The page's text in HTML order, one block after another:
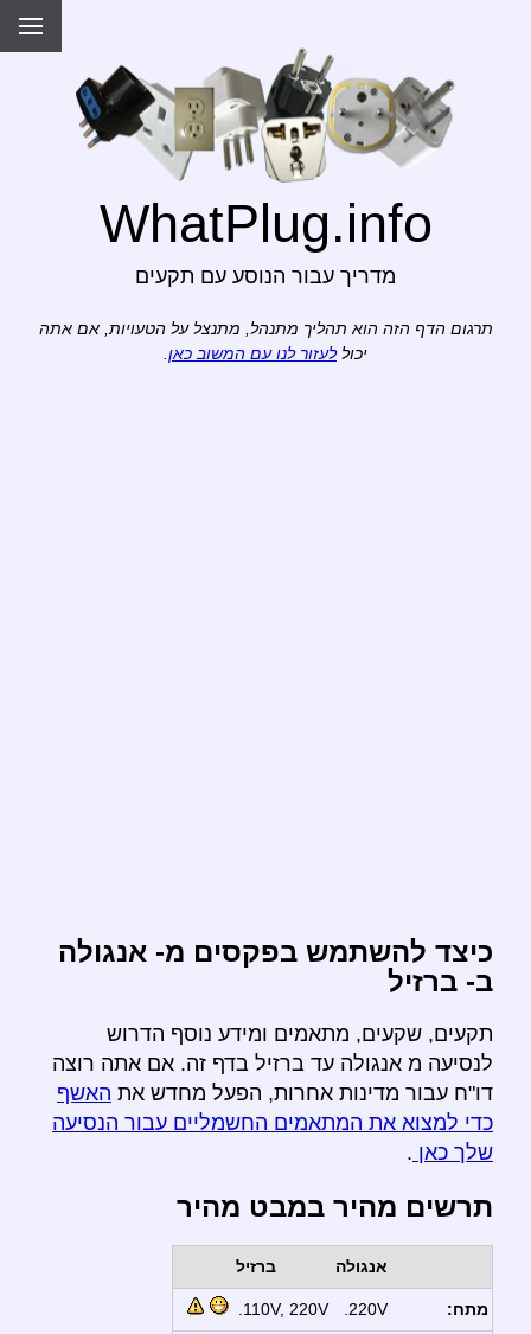
WhatPlug.info
מדריך עבור הנוסע עם תקעים
תרגום הדף הזה הוא תהליך מתנהל, מתנצל על הטעויות, אם אתה
יכוללעזור לנו עם המשוב כאן
כיצד להשתמש בפקסים מ- אנגולה
ב- ברזיל
תקעים, שקעים, מתאמים ומידע נוסף הדרוש
לנסיעה מ אנגולה עד ברזיל בדף זה. אם אתה רוצה
דו"ח עבור מדינות אחרות, הפעל מחדש את האשף
כדי למצוא את המתאמים החשמליים עבור הנסיעה
שלך כאן .
תרשים מהיר במבט מהיר
אנגולה ברזיל
מתח: 220V.
110V, 220V.